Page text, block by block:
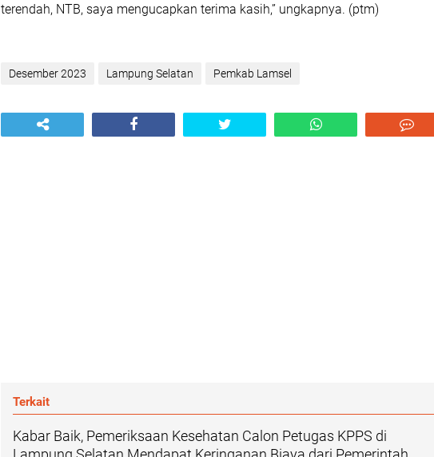
terendah, NTB, saya mengucapkan terima kasih,” ungkapnya. (ptm)
Desember 2023 Lampung Selatan Pemkab Lamsel
Terkait
Kabar Baik, Pemeriksaan Kesehatan Calon Petugas KPPS di